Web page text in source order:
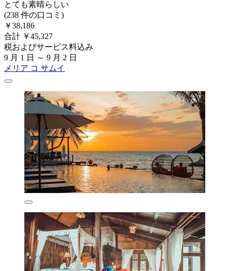
とても素晴らしい
(238 件の口コミ)
￥38,186
合計 ￥45,327
税およびサービス料込み
9 月 1 日 ～ 9 月 2 日
メリア コ サムイ